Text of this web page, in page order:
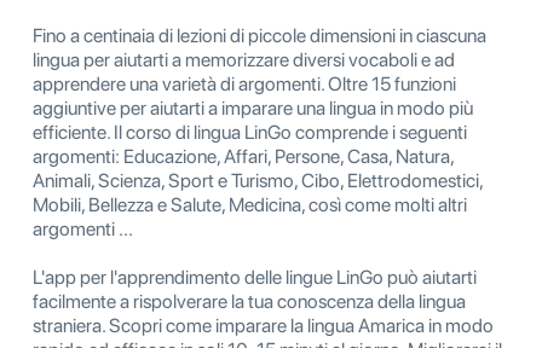
Fino a centinaia di lezioni di piccole dimensioni in ciascuna
lingua per aiutarti a memorizzare diversi vocaboli e ad
apprendere una varietà di argomenti. Oltre 15 funzioni
aggiuntive per aiutarti a imparare una lingua in modo più
efficiente. Il corso di lingua LinGo comprende i seguenti
argomenti: Educazione, Affari, Persone, Casa, Natura,
Animali, Scienza, Sport e Turismo, Cibo, Elettrodomestici,
Mobili, Bellezza e Salute, Medicina, così come molti altri
argomenti ...
L'app per l'apprendimento delle lingue LinGo può aiutarti
facilmente a rispolverare la tua conoscenza della lingua
straniera. Scopri come imparare la lingua Amarica in modo